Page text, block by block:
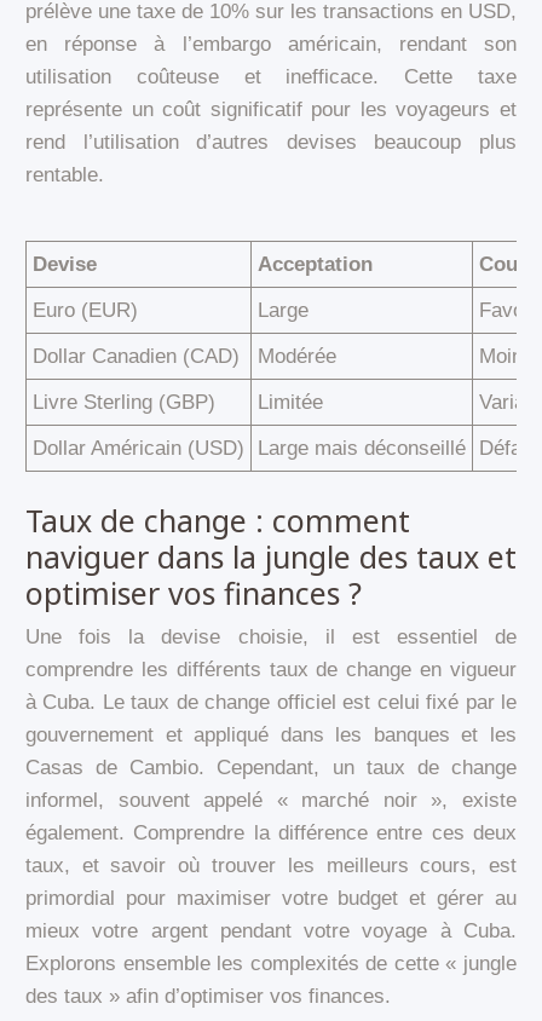
prélève une taxe de 10% sur les transactions en USD,
en réponse à l’embargo américain, rendant son
utilisation coûteuse et inefficace. Cette taxe
représente un coût significatif pour les voyageurs et
rend l’utilisation d’autres devises beaucoup plus
rentable.
Devise Acceptation
Cours
Euro (EUR)
Large
Dollar Canadien (CAD)
Modérée
Moins
Livre Sterling (GBP)
Limitée
Dollar Américain (USD)
Large mais déconseillé
Taux de change : comment
naviguer dans la jungle des taux et
optimiser vos finances ?
Une fois la devise choisie, il est essentiel de
comprendre les différents taux de change en vigueur
à Cuba. Le taux de change officiel est celui fixé par le
gouvernement et appliqué dans les banques et les
Casas de Cambio. Cependant, un taux de change
informel, souvent appelé « marché noir », existe
également. Comprendre la différence entre ces deux
taux, et savoir où trouver les meilleurs cours, est
primordial pour maximiser votre budget et gérer au
mieux votre argent pendant votre voyage à Cuba.
Explorons ensemble les complexités de cette « jungle
des taux » afin d’optimiser vos finances.